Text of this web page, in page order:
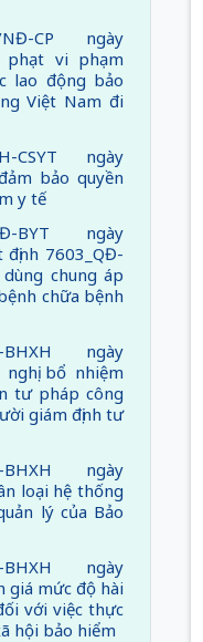
CP ngày
phạt vi phạm
lao động bảo
Việt Nam đi
CSYT ngày
bảo quyền
y tế
BYT ngày
7603_QĐ-
chung áp
chữa bệnh
ngày
bổ nhiệm
tư pháp công
giám định tư
ngày
loại hệ thống
lý của Bảo
ngày
giá mức độ hài
với việc thực
hội bảo hiểm